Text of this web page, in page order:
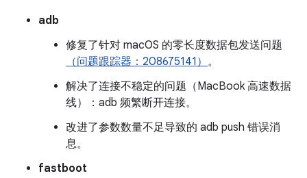
adb
修复了针对 macOS 的零长度数据包发送问题
（问题跟踪器：208675141） 。
解决了连接不稳定的问题（MacBook 高速数据
线）：adb 频繁断开连接。
改进了参数数量不足导致的 adb push 错误消
息。
fastboot